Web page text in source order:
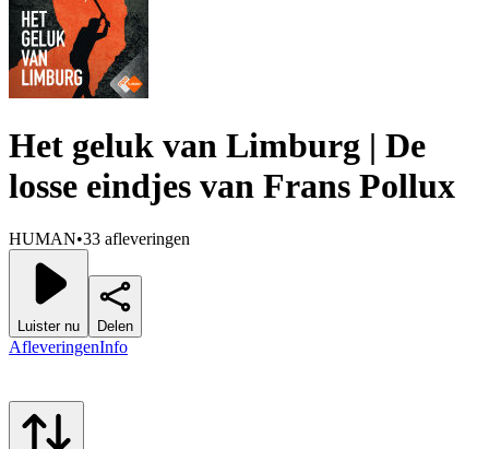
Het geluk van Limburg | De
losse eindjes van Frans Pollux
HUMAN•33 afleveringen
Luister nu Delen
AfleveringenInfo